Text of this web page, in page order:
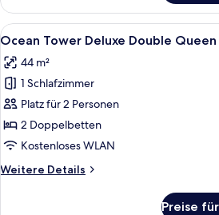
Tower
Sun
Suite
Alle
Fotos
für
Ocean
Tower
Deluxe
Double
anzeigen
6
Ocean Tower Deluxe Double Queen
44 m²
1 Schlafzimmer
Platz für 2 Personen
2 Doppelbetten
Kostenloses WLAN
Weitere Details
Weitere
Preise